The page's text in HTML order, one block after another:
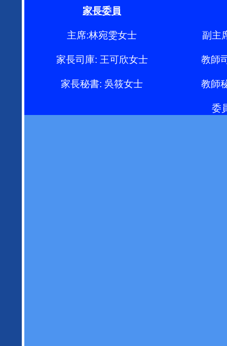
家長委員
主席:林宛雯女士 副主
家長司庫: 王可欣女士 教師
家長秘書: 吳筱女士 教師
委